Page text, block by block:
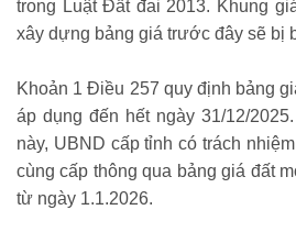
trong Luật Đất đai 2013. Khung
xây dựng bảng giá trước đây sẽ bị
Khoản 1 Điều 257 quy định bảng
áp dụng đến hết ngày 31/12/
này, UBND cấp tỉnh có trách
cùng cấp thông qua bảng giá đất
từ ngày 1.1.2026.